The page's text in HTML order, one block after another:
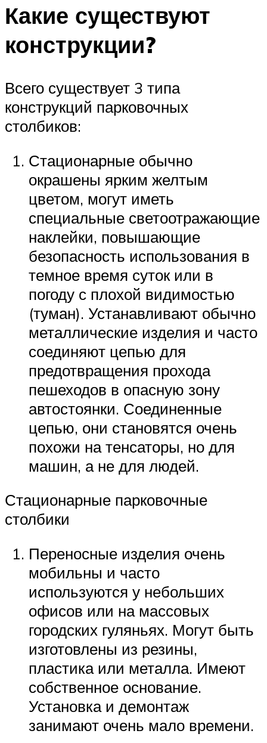
Какие существуют
конструкции?
Всего существует 3 типа
конструкций парковочных
столбиков:
Стационарные обычно
окрашены ярким желтым
цветом, могут иметь
специальные светоотражающие
наклейки, повышающие
безопасность использования в
темное время суток или в
погоду с плохой видимостью
(туман). Устанавливают обычно
металлические изделия и часто
соединяют цепью для
предотвращения прохода
пешеходов в опасную зону
автостоянки. Соединенные
цепью, они становятся очень
похожи на тенсаторы, но для
машин, а не для людей.
Стационарные парковочные
столбики
Переносные изделия очень
мобильны и часто
используются у небольших
офисов или на массовых
городских гуляньях. Могут быть
изготовлены из резины,
пластика или металла. Имеют
собственное основание.
Установка и демонтаж
занимают очень мало времени.